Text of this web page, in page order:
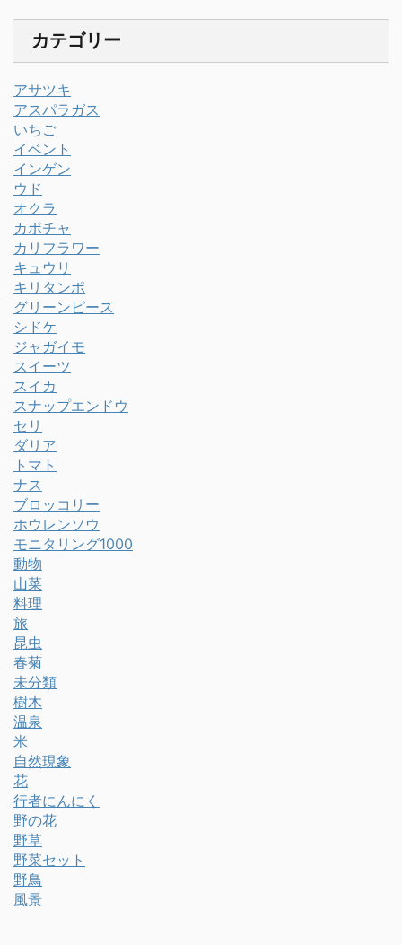
カテゴリー
アサツキ
アスパラガス
いちご
イベント
インゲン
ウド
オクラ
カボチャ
カリフラワー
キュウリ
キリタンポ
グリーンピース
シドケ
ジャガイモ
スイーツ
スイカ
スナップエンドウ
セリ
ダリア
トマト
ナス
ブロッコリー
ホウレンソウ
モニタリング1000
動物
山菜
料理
旅
昆虫
春菊
未分類
樹木
温泉
米
自然現象
花
行者にんにく
野の花
野草
野菜セット
野鳥
風景